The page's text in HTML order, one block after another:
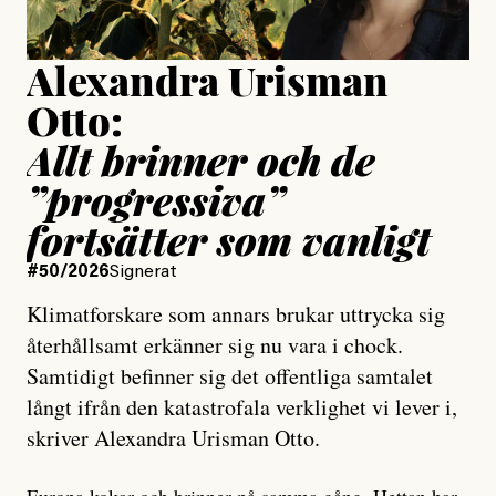
Alexandra Urisman
Otto:
Allt brinner och de
”progressiva”
fortsätter som vanligt
#50/2026Signerat
Klimatforskare som annars brukar uttrycka sig
återhållsamt erkänner sig nu vara i chock.
Samtidigt befinner sig det offentliga samtalet
långt ifrån den katastrofala verklighet vi lever i,
skriver Alexandra Urisman Otto.